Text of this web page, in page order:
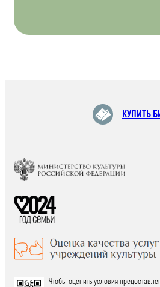
КУПИТЬ
Чтобы оценить условия